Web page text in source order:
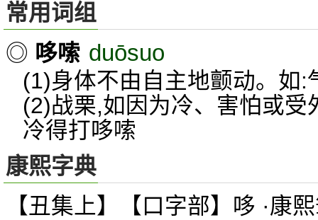
常用词组
◎ 哆嗦 duōsuo
(1)身体不由自主地颤动。如:
(2)战栗,如因为冷、害怕或受
冷得打哆嗦
康熙字典
【丑集上】【口字部】哆 ·康